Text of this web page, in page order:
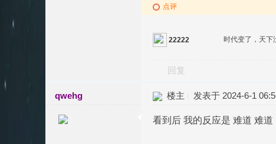
点评
22222 时代变了，天下
回复
qwehg 楼主 发表于 2024-6-1
看到后 我的反应是 难道 难道